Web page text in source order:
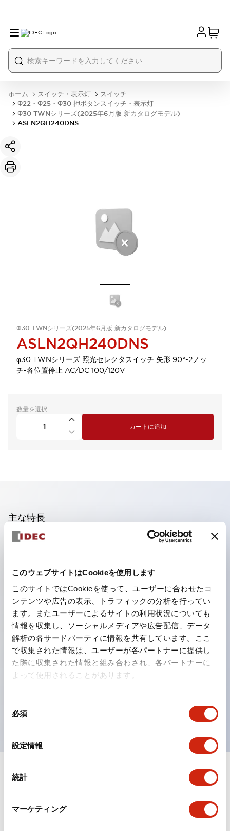
このウェブサイトはCookieを使用します
このサイトではCookieを使って、ユーザーに合わせたコ
ンテンツや広告の表示、トラフィックの分析を行ってい
ます。またユーザーによるサイトの利用状況についても
情報を収集し、ソーシャルメディアや広告配信、データ
解析の各サードパーティに情報を共有しています。ここ
で収集された情報は、ユーザーが各パートナーに提供し
た際に収集された情報と組み合わされ、各パートナーに
よって使用されることがあります。
必須
設定情報
統計
マーケティング
ホーム スイッチ・表示灯
スイッチ
Φ22・Φ25・Φ30 押ボタンスイッチ・表示灯
Φ30 TWNシリーズ(2025年6月版 新カタログモデル)
ASLN2QH240DNS
Φ30 TWNシリーズ(2025年6月版 新カタログモデル)
ASLN2QH240DNS
φ30 TWNシリーズ 照光セレクタスイッチ 矢形 90°-2ノッ
チ-各位置停止 AC/DC 100/120V
数量を選択
カートに追加
主な特長
照光ユニットの低電圧タイプ(6～24Vタイプ)は2026
フィンガープロテクション構造、ねじアップ端子構造、
保護構造IP20に対応したHW-U形コンタクトブロック
を搭載。
高電圧タイプのLED球が搭載可能になり、ダイレクト
タイプの定格使用電圧が最大240Vまで対応可能になり
ました。
ひとつで6色の役をこなすLED球（LSRD球）。これま
UL、CSA、TÜV、CCC認証品。
ドキュメントとファイル